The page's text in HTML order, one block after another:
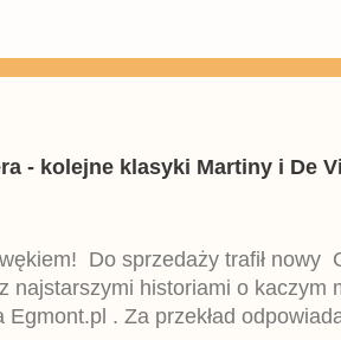
- kolejne klasyki Martiny i De
Do sprzedaży trafił nowy
historiami o kaczym
. Za przekład